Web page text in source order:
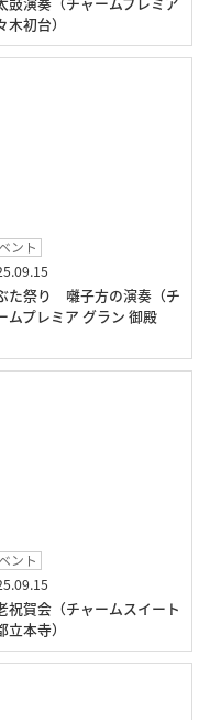
木初台）
ント
た祭り 囃子方の演奏（チ
ムプレミア グラン 御殿
ント
祝賀会（チャームスイート
立本寺）